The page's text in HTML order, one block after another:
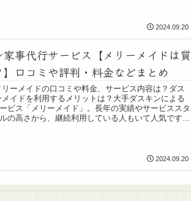
2024.09.20
家事代行サービス【メリーメイドは質
】口コミや評判・料金などまとめ
ーメイドの口コミや料金、サービス内容は？ダス
イドを利用するメリットは？大手ダスキンによる
ビス「メリーメイド」。長年の実績やサービススタ
の高さから、継続利用している人もいて人気です。
2024.09.20